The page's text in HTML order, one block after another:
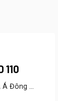
110
Đông ...